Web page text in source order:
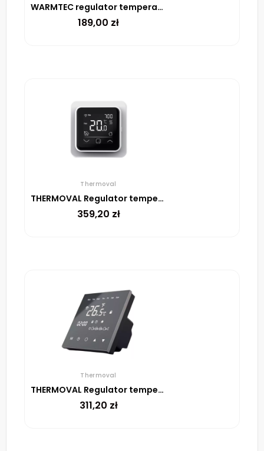
WARMTEC regulator temperatury T538
189,00 zł
Thermoval
THERMOVAL Regulator temperatury TVT 40 CB WiFi Biały
359,20 zł
Thermoval
THERMOVAL Regulator temperatury TVT 30 CS
311,20 zł